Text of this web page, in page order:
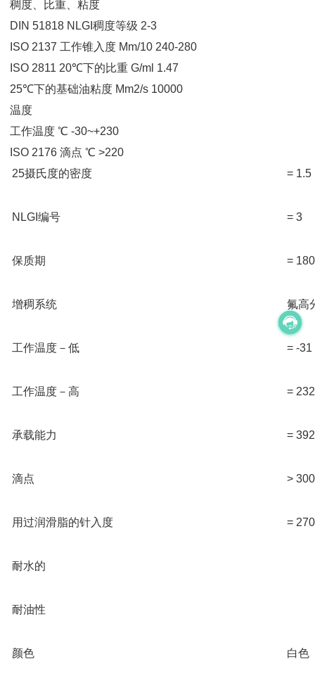
稠度、比重、粘度
DIN 51818 NLGI稠度等级 2-3
ISO 2137 工作锥入度 Mm/10 240-280
ISO 2811 20℃下的比重 G/ml 1.47
25℃下的基础油粘度 Mm2/s 10000
温度
工作温度 ℃ -30~+230
ISO 2176 滴点 ℃ >220
25摄氏度的密度
= 1.5
NLGI编号 = 3
保质期 =
增稠系统 氟高
工作温度－低 = -31
工作温度－高 =
承载能力 =
滴点 >
用过润滑脂的针入度 =
耐水的
耐油性
颜色 白色